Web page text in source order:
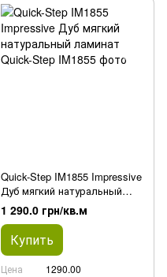
Quick-Step IM1855 Impressive
Дуб мягкий натуральный
ламинат
1 290.0 грн/кв.м
Купить
Цена
1290.00